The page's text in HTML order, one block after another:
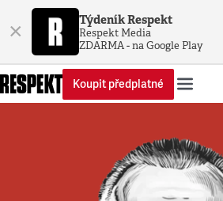
× Týdeník Respekt
Respekt Media
ZDARMA - na Google Play
Koupit předplatné